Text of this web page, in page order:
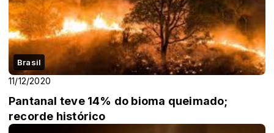
Brasil
11/12/2020
Pantanal teve 14% do bioma queimado;
recorde histórico